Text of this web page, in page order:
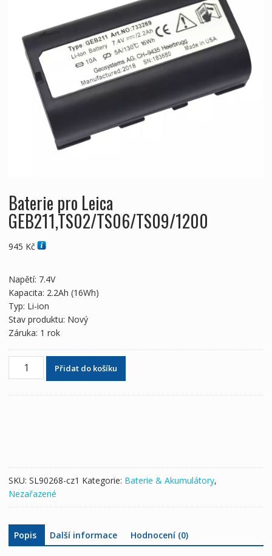
Baterie pro Leica
GEB211,TS02/TS06/TS09/1200
945 Kč
Napětí: 7.4V
Kapacita: 2.2Ah (16Wh)
Typ: Li-ion
Stav produktu: Nový
Záruka: 1 rok
Baterie
Přidat do košíku
SKU: SL90268-cz1 Kategorie: Baterie & Akumulátory,
Nezařazené
Popis Další informace Hodnocení (0)